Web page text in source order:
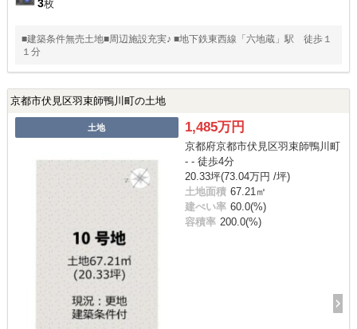
3枚
■建築条件無売土地■周辺施設充実♪ ■地下鉄東西線「六地蔵」駅 徒歩１
１分
京都市伏見区羽束師鴨川町の土地
土地 1,485万円
京都府京都市伏見区羽束師鴨川町
- - 徒歩4分
20.33坪(73.04万円 /坪)
土地面積 67.21㎡
建ぺい率 60.0(%)
容積率 200.0(%)